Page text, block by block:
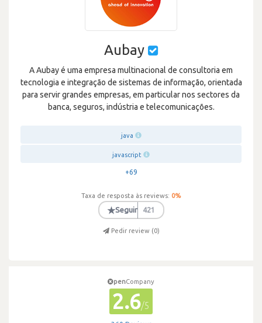
Aubay
A Aubay é uma empresa multinacional de consultoria em
tecnologia e integração de sistemas de informação, orientada
para servir grandes empresas, em particular nos sectores da
banca, seguros, indústria e telecomunicações.
java
javascript
+69
Taxa de resposta às reviews: 0%
★Seguir 421
Pedir review (0)
penCompany
2.6/5